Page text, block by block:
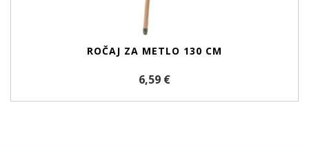
ROČAJ ZA METLO 130 CM
6,59 €